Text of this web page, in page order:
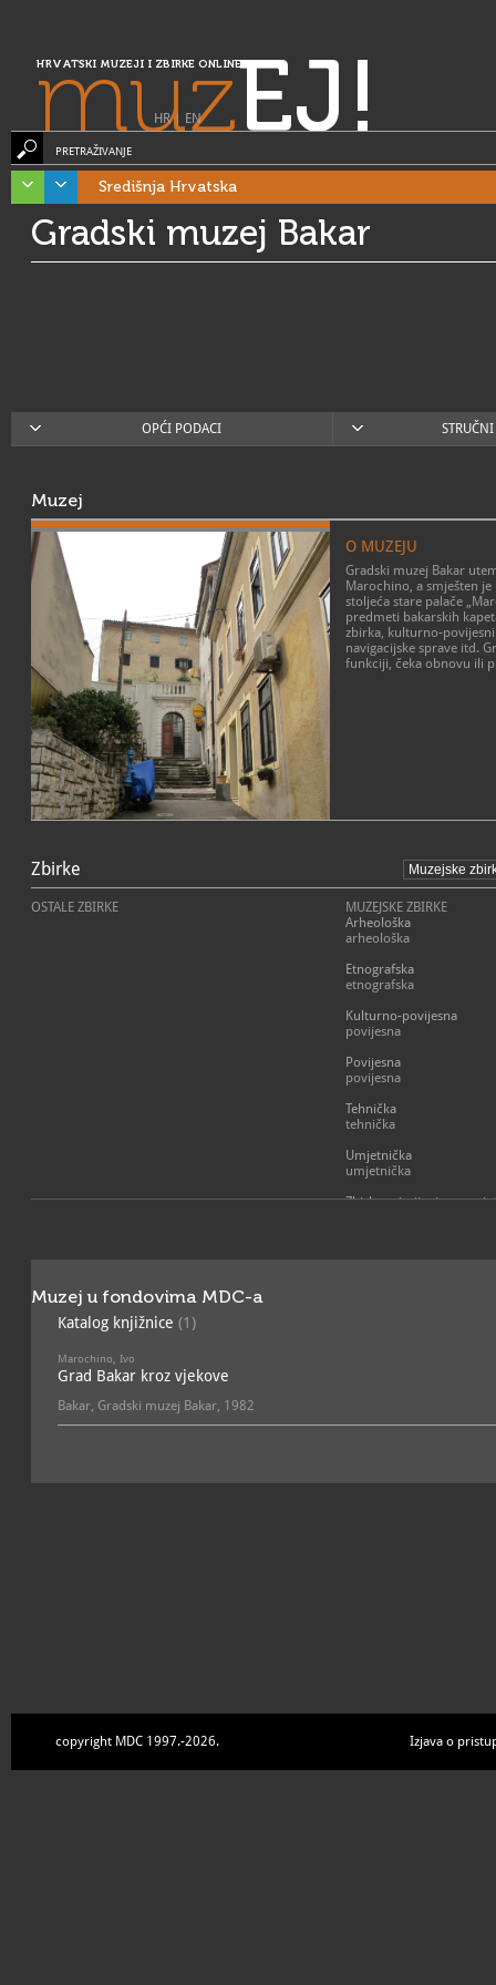
HRVATSKI MUZEJI I ZBIRKE ONLINE
muzEJ!
HR| EN
PRETRAŽIVANJE
Središnja Hrvatska
Gradski muzej Bakar
OPĆI PODACI
Muzej
O MUZEJU
Gradski muzej Bakar
Marochino, a smješten
stoljeća stare palače
predmeti bakarskih
zbirka, kulturno-
navigacijske sprave itd.
funkciji, čeka obnovu ili
Zbirke
OSTALE ZBIRKE
MUZEJSKE ZBIRKE
Arheološka
arheološka
Etnografska
etnografska
Kulturno-povijesna
povijesna
Povijesna
povijesna
Tehnička
tehnička
Umjetnička
umjetnička
Zbirka primijenjene
Muzej u fondovima MDC-a
Katalog knjižnice (1)
Marochino, Ivo
Grad Bakar kroz vjekove
Bakar, Gradski muzej Bakar, 1982
copyright MDC 1997.-2026. Izjava o